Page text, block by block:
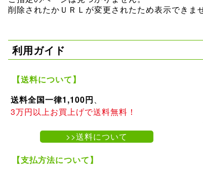
削除されたかＵＲＬが変更されたため表示できませ
利用ガイド
【送料について】
送料全国一律1,100円、
3万円以上お買上げで送料無料！
>>送料について
【支払方法について】